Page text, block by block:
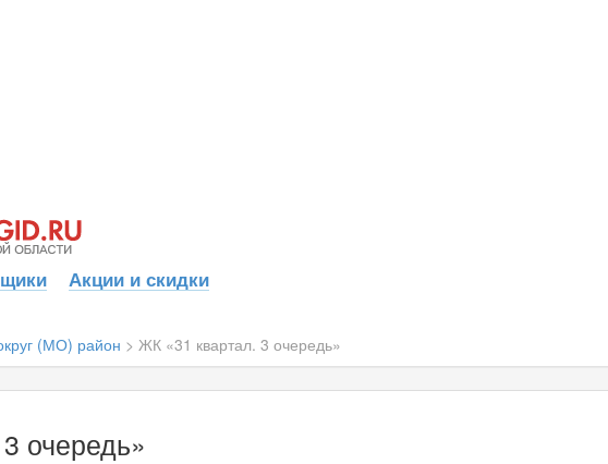
Акции и скидки
(МО) район > ЖК «31 квартал. 3 очередь»
очередь»